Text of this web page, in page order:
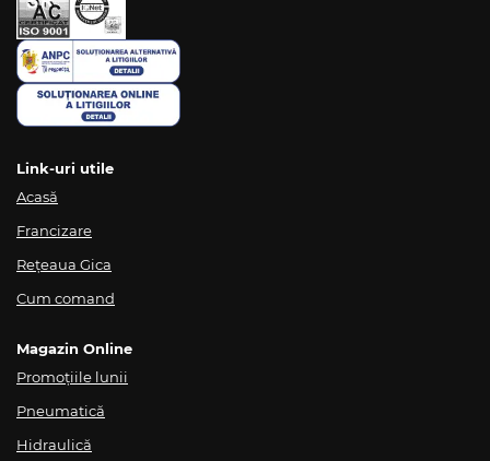
Link-uri utile
Acasă
Francizare
Rețeaua Gica
Cum comand
Magazin Online
Promoțiile lunii
Pneumatică
Hidraulică